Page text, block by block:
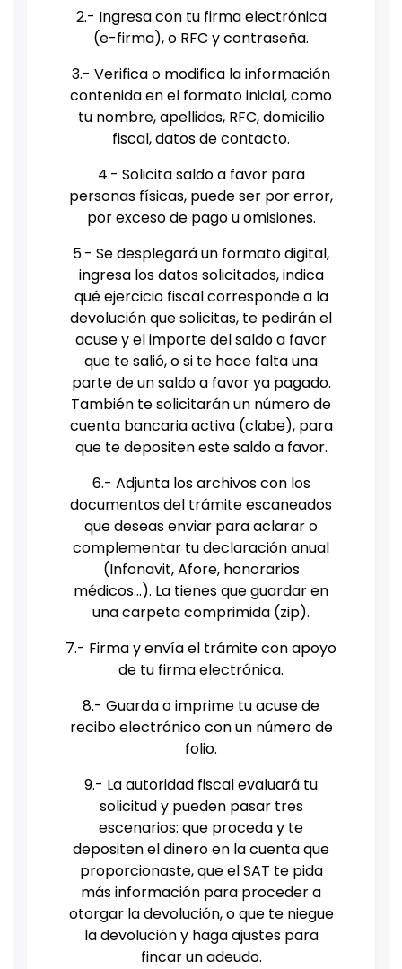
2.- Ingresa con tu firma electrónica
(e-firma), o RFC y contraseña.
3.- Verifica o modifica la información
contenida en el formato inicial, como
tu nombre, apellidos, RFC, domicilio
fiscal, datos de contacto.
4.- Solicita saldo a favor para
personas físicas, puede ser por error,
por exceso de pago u omisiones.
5.- Se desplegará un formato digital,
ingresa los datos solicitados, indica
qué ejercicio fiscal corresponde a la
devolución que solicitas, te pedirán el
acuse y el importe del saldo a favor
que te salió, o si te hace falta una
parte de un saldo a favor ya pagado.
También te solicitarán un número de
cuenta bancaria activa (clabe), para
que te depositen este saldo a favor.
6.- Adjunta los archivos con los
documentos del trámite escaneados
que deseas enviar para aclarar o
complementar tu declaración anual
(Infonavit, Afore, honorarios
médicos…). La tienes que guardar en
una carpeta comprimida (zip).
7.- Firma y envía el trámite con apoyo
de tu firma electrónica.
8.- Guarda o imprime tu acuse de
recibo electrónico con un número de
folio.
9.- La autoridad fiscal evaluará tu
solicitud y pueden pasar tres
escenarios: que proceda y te
depositen el dinero en la cuenta que
proporcionaste, que el SAT te pida
más información para proceder a
otorgar la devolución, o que te niegue
la devolución y haga ajustes para
fincar un adeudo.